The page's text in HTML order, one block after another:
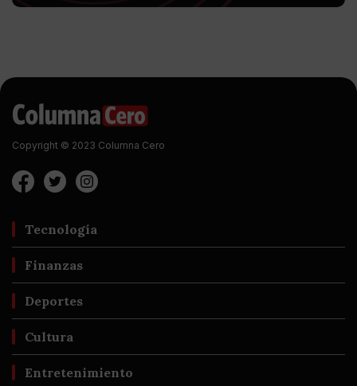
Copyright © 2023 Columna Cero
Tecnología
Finanzas
Deportes
Cultura
Entretenimiento